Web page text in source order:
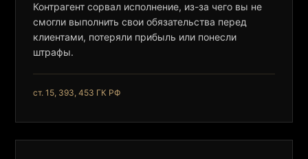
Контрагент сорвал исполнение, из-за чего вы не
смогли выполнить свои обязательства перед
клиентами, потеряли прибыль или понесли
штрафы.
ст. 15, 393, 453 ГК РФ